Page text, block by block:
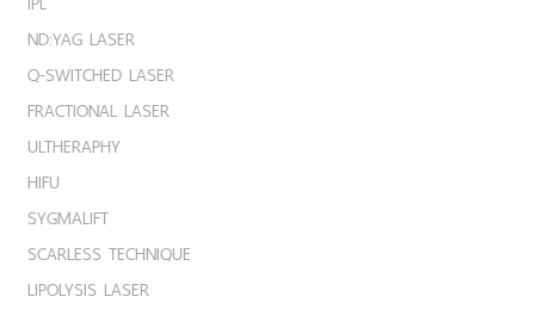
ND:YAG LASER
Q-SWITCHED LASER
FRACTIONAL LASER
ULTHERAPHY
HIFU
SYGMALIFT
SCARLESS TECHNIQUE
LIPOLYSIS LASER